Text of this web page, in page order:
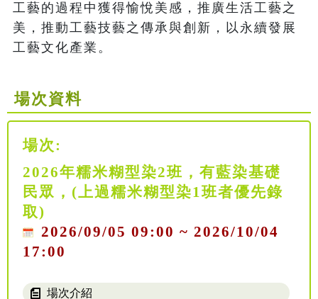
工藝的過程中獲得愉悅美感，推廣生活工藝之
美，推動工藝技藝之傳承與創新，以永續發展
工藝文化產業。
場次資料
場次:
2026年糯米糊型染2班，有藍染基礎
民眾，(上過糯米糊型染1班者優先錄
取)
2026/09/05 09:00 ~ 2026/10/04
17:00
場次介紹